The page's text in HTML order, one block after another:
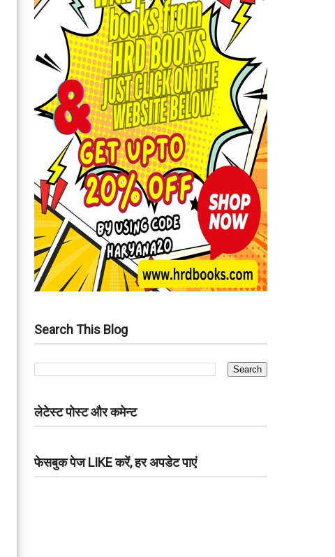
Search This Blog
लेटेस्ट पोस्ट और कमेन्ट
फेसबुक पेज LIKE करें, हर अपडेट पाएं